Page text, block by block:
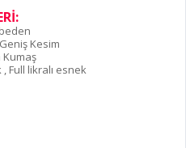
Kesim
, Full likralı esnek